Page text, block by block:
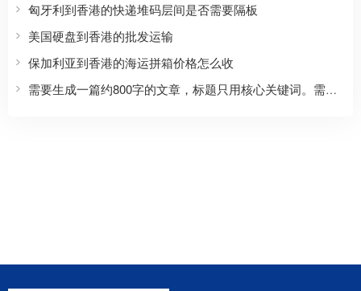
匈牙利到香港的快递堆码层间是否需要隔板
美国硬盘到香港的批发运输
保加利亚到香港的海运拼箱价格怎么收
需要生成一篇约800字的文章，标题只用核心关键词。需要包含正文，格式要求：标题，三个划线，正文，三个划线。正文需要覆盖SEO长尾方向，自然覆盖价格/流程等。开头段前100字出现核心关键词。使用##二级标题划分3-6个主体章节，每个##标题尽量包含核心词或变体。结尾段可用##总结。内容具体。